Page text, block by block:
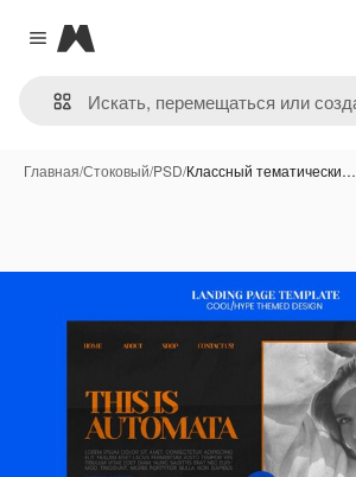
Close menu
Magnific
Главная/Стоковый/PSD/Классный тематически…